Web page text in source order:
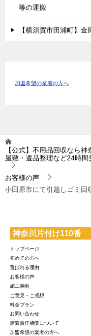
等の運搬
【横須賀市田浦町】
加盟希望の業者の方へ
【公式】不用品回収なら
屋敷・遺品整理など24時間
お客様の声
小田原市にて引越しゴミ
神奈川片付け110番
トップページ
初めての方へ
選ばれる理由
お客様の声
施工事例
ご意見・ご感想
料金プラン
お問い合わせ
賠償責任補償について
加盟希望の業者の方へ